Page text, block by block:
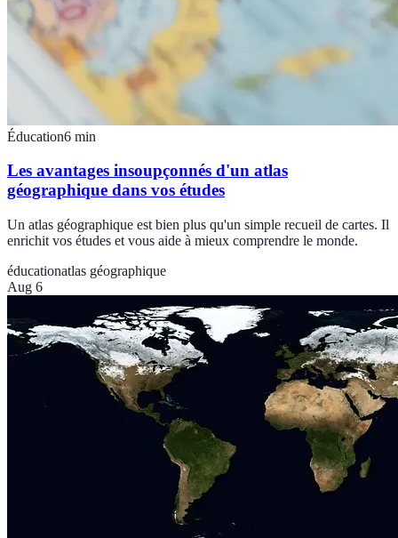
Éducation6 min
Les avantages insoupçonnés d'un atlas
géographique dans vos études
Un atlas géographique est bien plus qu'un simple recueil de cartes. Il
enrichit vos études et vous aide à mieux comprendre le monde.
éducationatlas géographique
Aug 6